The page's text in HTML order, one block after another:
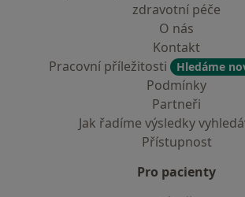
zdravotní péče
O nás
Kontakt
Pracovní příležitosti
Hledáme
Podmínky
Partneři
Jak řadíme výsledky
Přístupnost
Pro pacienty